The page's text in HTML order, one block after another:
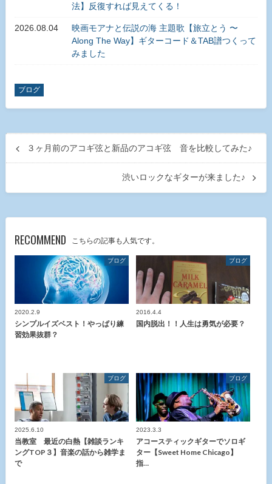
法】反復すれば見えてくる！
2026.08.04
映画モアナと伝説の海 主題歌【旅立とう 〜
Along The Way】ギターコード＆TAB譜つくって
みました
ブログ
３ヶ月前のアコギ弦と新品のアコギ弦 音を比較してみた♪
渋いロックなギターが来ました♪
RECOMMEND こちらの記事も人気です。
ブログ
2020.2.9
シンプルイズベスト！やっぱり練
習効果抜群？
ブログ
2016.4.4
国内脱出！！人生は勇気が必要？
ブログ
2025.6.10
当教室 最近の白熱【雑談ランキ
ングTOP３】音楽の話から雑学ま
で
ブログ
2023.3.3
アコースティックギターでソロギ
ター【Sweet Home Chicago】
指…